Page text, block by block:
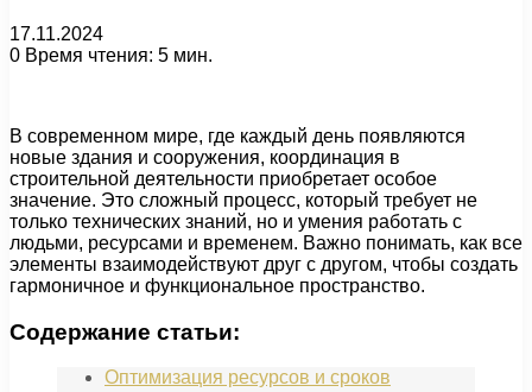
17.11.2024
0 Время чтения: 5 мин.
В современном мире, где каждый день появляются
новые здания и сооружения, координация в
строительной деятельности приобретает особое
значение. Это сложный процесс, который требует не
только технических знаний, но и умения работать с
людьми, ресурсами и временем. Важно понимать, как все
элементы взаимодействуют друг с другом, чтобы создать
гармоничное и функциональное пространство.
Содержание статьи:
Оптимизация ресурсов и сроков